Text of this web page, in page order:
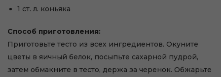
1 ст. л. коньяка
Способ приготовления:
Приготовьте тесто из всех ингредиентов. Окуните
цветы в яичный белок, посыпьте сахарной пудрой,
затем обмакните в тесто, держа за черенок. Обжарьте